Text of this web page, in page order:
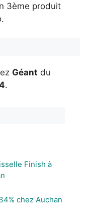
3ème produit
Géant du
.
Finish à
chez Auchan